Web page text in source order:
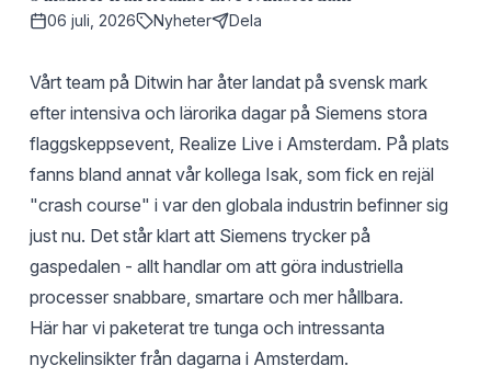
06 juli, 2026 Nyheter Dela
Vårt team på Ditwin har åter landat på svensk mark
efter intensiva och lärorika dagar på Siemens stora
flaggskeppsevent, Realize Live i Amsterdam. På plats
fanns bland annat vår kollega Isak, som fick en rejäl
"crash course" i var den globala industrin befinner sig
just nu. Det står klart att Siemens trycker på
gaspedalen - allt handlar om att göra industriella
processer snabbare, smartare och mer hållbara.
Här har vi paketerat tre tunga och intressanta
nyckelinsikter från dagarna i Amsterdam.